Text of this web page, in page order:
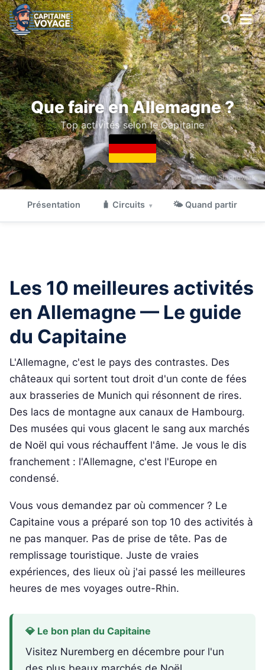
Que faire en Allemagne ?
Top activités selon le Capitaine
© Adrien Stachowiak
Présentation 🧳 Circuits ▾ 🌤 Quand partir
Les 10 meilleures activités
en Allemagne — Le guide
du Capitaine
L'Allemagne, c'est le pays des contrastes. Des
châteaux qui sortent tout droit d'un conte de fées
aux brasseries de Munich qui résonnent de rires.
Des lacs de montagne aux canaux de Hambourg.
Des musées qui vous glacent le sang aux marchés
de Noël qui vous réchauffent l'âme. Je vous le dis
franchement : l'Allemagne, c'est l'Europe en
condensé.
Vous vous demandez par où commencer ? Le
Capitaine vous a préparé son top 10 des activités à
ne pas manquer. Pas de prise de tête. Pas de
remplissage touristique. Juste de vraies
expériences, des lieux où j'ai passé les meilleures
heures de mes voyages outre-Rhin.
💎 Le bon plan du Capitaine
Visitez Nuremberg en décembre pour l'un